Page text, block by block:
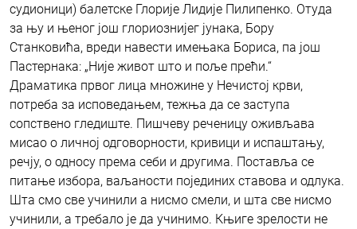
судионици) балетске Глорије Лидије Пилипенко. Отуда
за њу и њеног још глориознијег јунака, Бору
Станковића, вреди навести имењака Бориса, па још
Пастернака: „Није живот што и поље прећи.“
Драматика првог лица множине у Нечистој крви,
потреба за исповедањем, тежња да се заступа
сопствено гледиште. Пишчеву реченицу оживљава
мисао о личној одговорности, кривици и испаштању,
речју, о односу према себи и другима. Поставља се
питање избора, ваљаности појединих ставова и одлука.
Шта смо све учинили а нисмо смели, и шта све нисмо
учинили, а требало је да учинимо. Књиге зрелости не